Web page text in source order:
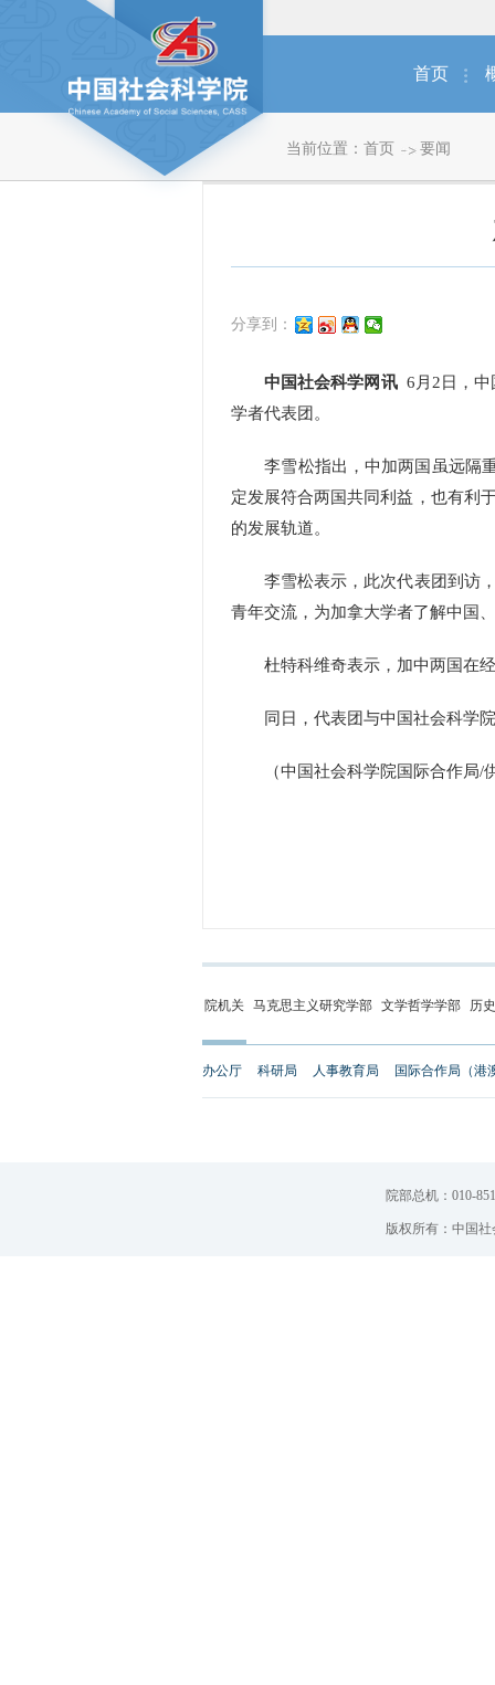
首页
当前位置： 首页 要闻
分享到：
中国社会科学网讯6月2日，中
学者代表团。
李雪松指出，中加两国虽远隔重
定发展符合两国共同利益，也有利
的发展轨道。
李雪松表示，此次代表团到访，
青年交流，为加拿大学者了解中国
杜特科维奇表示，加中两国在经
同日，代表团与中国社会科学院
（中国社会科学院国际合作局/
院机关 马克思主义研究学部 文学哲学学部 历
办公厅 科研局 人事教育局 国际合作局（港
院部总机：010-
版权所有：中国